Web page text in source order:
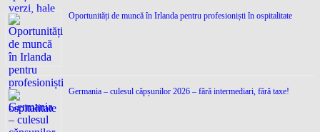
Oportunități de muncă în Irlanda pentru profesioniști în ospitalitate
Germania – culesul căpșunilor 2026 – fără intermediari, fără taxe!